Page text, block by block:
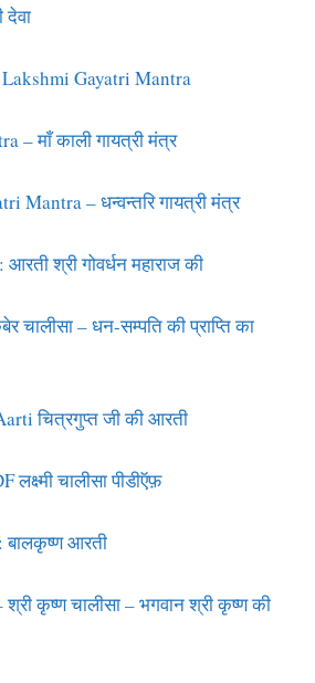
Lakshmi Gayatri Mantra
– माँ काली गायत्री मंत्र
Mantra – धन्वन्तरि गायत्री मंत्र
श्री गोवर्धन महाराज की
चालीसा – धन-सम्पति की प्राप्ति का
चित्रगुप्त जी की आरती
चालीसा पीडीऍफ़
आरती
कृष्ण चालीसा – भगवान श्री कृष्ण की